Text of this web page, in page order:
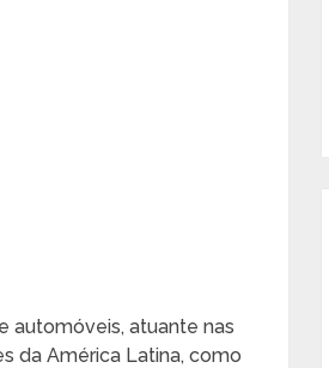
automóveis, atuante nas
da América Latina, como